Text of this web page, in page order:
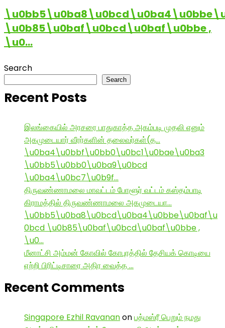
\u0b85\u0baf\u0bcd\u0baf\u0bbe ,
\u0…
Search
Search
Recent Posts
இலங்கையில் அரசரை பாதுகாத்த அகம்படி முதலி எனும்
அகமுடையார் வீரர்களின் தலைவர்கள்(த…
\u0ba4\u0bbf\u0bb0\u0bc1\u0bae\u0ba3
\u0bb5\u0bb0\u0ba9\u0bcd
\u0ba4\u0bc7\u0b9f…
திருவண்ணாமலை மாவட்டம் போளூர் வட்டம் கஸ்தம்பாடி
கிராமத்தில் திருவண்ணாமலை அகமுடையா…
\u0bb5\u0ba8\u0bcd\u0ba4\u0bbe\u0baf\u
0bcd \u0b85\u0baf\u0bcd\u0baf\u0bbe ,
\u0…
மீனாட்சி அம்மன் கோவில் கோபுரத்தில் தேசியக் கொடியை
ஏற்றி பிரிட்டிசாரை அதிர வைத்த …
Recent Comments
Singapore Ezhil Ravananonபத்மஸ்ரீ பெறும் நமது